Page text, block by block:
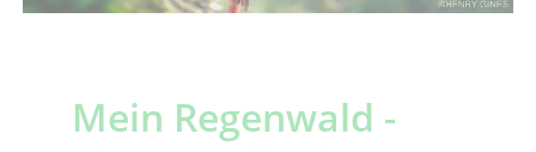
Mein Regenwald -